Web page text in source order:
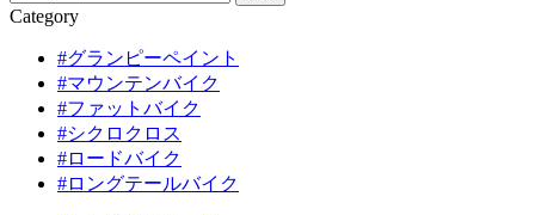
Category
#グランピーペイント
#マウンテンバイク
#ファットバイク
#シクロクロス
#ロードバイク
#ロングテールバイク